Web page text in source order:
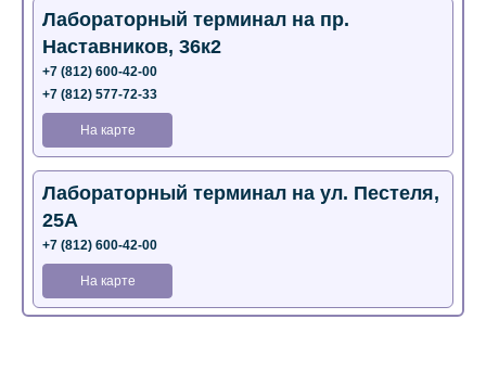
Лабораторный терминал на пр.
Наставников, 36к2
+7 (812) 600-42-00
+7 (812) 577-72-33
На карте
Лабораторный терминал на ул. Пестеля,
25А
+7 (812) 600-42-00
На карте